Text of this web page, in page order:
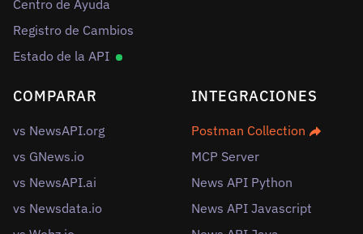
Centro de Ayuda
Registro de Cambios
Estado de la API
COMPARAR
vs NewsAPI.org
vs GNews.io
vs NewsAPI.ai
vs Newsdata.io
INTEGRACIONES
Postman Collection
MCP Server
News API Python
News API Javascript